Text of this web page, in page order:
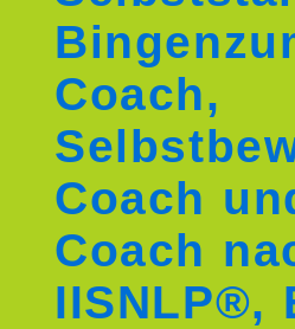
Coach,
Coach
Coach
IISNLP®,